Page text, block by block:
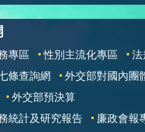
專區 性別主流化專區
法
條查詢網
外交部對國內團
外交部預決算
統計及研究報告
廉政會報